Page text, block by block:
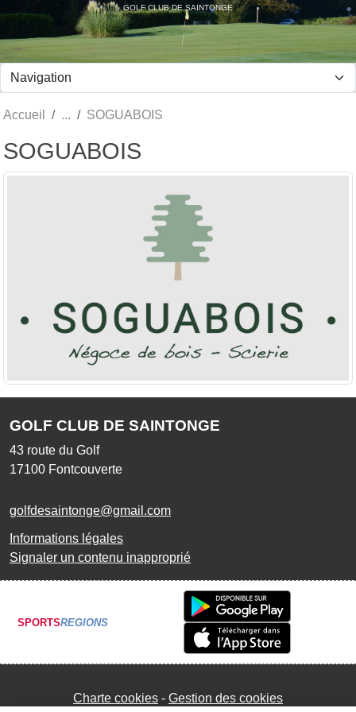
GOLF CLUB DE SAINTONGE
Accueil SOGUABOIS
SOGUABOIS
GOLF CLUB DE SAINTONGE
43 route du Golf
17100 Fontcouverte
golfdesaintonge@gmail.com
Informations légales
Signaler un contenu inapproprié
SPORTSREGIONS
Charte cookies Gestion des cookies
Panneau de gestion des cookies